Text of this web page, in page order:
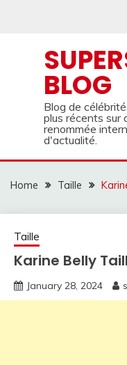
BLOG
Blog de
plus récents sur
renommée
d'actualité.
Home Taille
Taille
Karine Belly
January 28, 2024